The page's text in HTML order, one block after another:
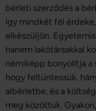
bérleti szerződés a
így mindkét fél
elkészüljön.
hanem lakótársakkal
némiképp bonyolítja a
hogy feltüntessük,
albérletbe, és a
meg közöttük.